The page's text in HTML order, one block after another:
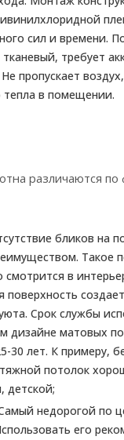
сил и времени.
требует
пропускает
тепла в помещении.
различаются по
бликов на
Такое
смотрится в
поверхность
Срок службы
дизайне матовых
30 лет. К примеру,
потолок
детской;
недорогой по
его